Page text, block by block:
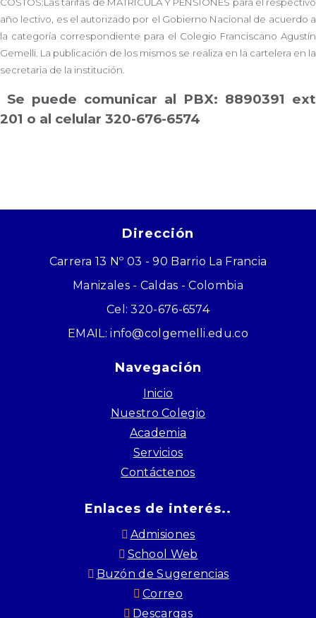
año lectivo, es el autorizado por el Gobierno Nacional de acuerdo a
la categoría correspondiente para el Colegio Franciscano Agustín
Gemelli. La publicación de los mismos se realiza en la cartelera en la
secretaria de la institución.
Se puede comunicar al PBX: 8890391 ext
201 o al celular 320-676-6574
Dirección
Carrera 13 Nº 03 - 90 Barrio La Francia
Manizales - Caldas - Colombia
Cel: 320-676-6574
EMAIL: info@colgemelli.edu.co
Navegación
Inicio
Nuestro Colegio
Academia
Servicios
Contáctenos
Enlaces de interés..
Admisiones
School Web
Buzón de Sugerencias
Correo
Descargas